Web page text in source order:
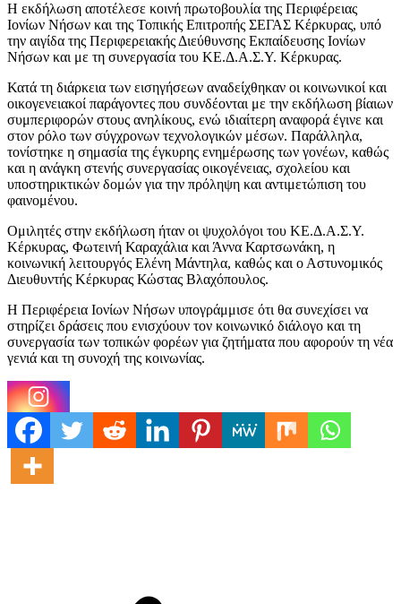
Η εκδήλωση αποτέλεσε κοινή πρωτοβουλία της Περιφέρειας
Ιονίων Νήσων και της Τοπικής Επιτροπής ΣΕΓΑΣ Κέρκυρας, υπό
την αιγίδα της Περιφερειακής Διεύθυνσης Εκπαίδευσης Ιονίων
Νήσων και με τη συνεργασία του ΚΕ.Δ.Α.Σ.Υ. Κέρκυρας.
Κατά τη διάρκεια των εισηγήσεων αναδείχθηκαν οι κοινωνικοί και
οικογενειακοί παράγοντες που συνδέονται με την εκδήλωση βίαιων
συμπεριφορών στους ανηλίκους, ενώ ιδιαίτερη αναφορά έγινε και
στον ρόλο των σύγχρονων τεχνολογικών μέσων. Παράλληλα,
τονίστηκε η σημασία της έγκυρης ενημέρωσης των γονέων, καθώς
και η ανάγκη στενής συνεργασίας οικογένειας, σχολείου και
υποστηρικτικών δομών για την πρόληψη και αντιμετώπιση του
φαινομένου.
Ομιλητές στην εκδήλωση ήταν οι ψυχολόγοι του ΚΕ.Δ.Α.Σ.Υ.
Κέρκυρας, Φωτεινή Καραχάλια και Άννα Καρτσωνάκη, η
κοινωνική λειτουργός Ελένη Μάντηλα, καθώς και ο Αστυνομικός
Διευθυντής Κέρκυρας Κώστας Βλαχόπουλος.
Η Περιφέρεια Ιονίων Νήσων υπογράμμισε ότι θα συνεχίσει να
στηρίζει δράσεις που ενισχύουν τον κοινωνικό διάλογο και τη
συνεργασία των τοπικών φορέων για ζητήματα που αφορούν τη νέα
γενιά και τη συνοχή της κοινωνίας.